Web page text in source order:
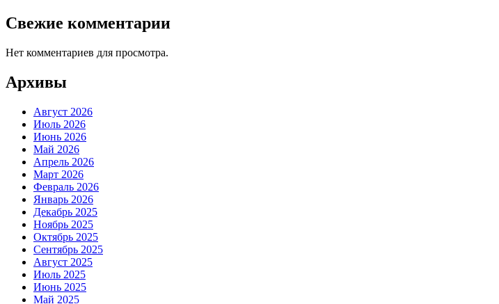
Свежие комментарии
Нет комментариев для просмотра.
Архивы
Август 2026
Июль 2026
Июнь 2026
Май 2026
Апрель 2026
Март 2026
Февраль 2026
Январь 2026
Декабрь 2025
Ноябрь 2025
Октябрь 2025
Сентябрь 2025
Август 2025
Июль 2025
Июнь 2025
Май 2025